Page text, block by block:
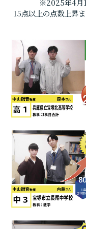
※2025年4月
15点以上の点数上昇